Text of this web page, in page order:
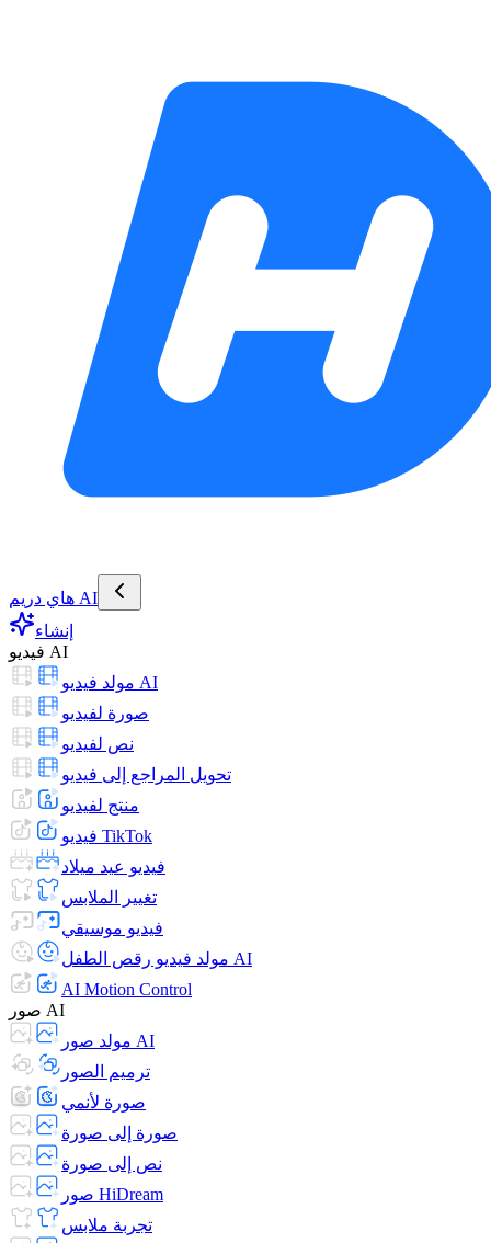
هاي دريم AI
إنشاء
فيديو AI
مولد فيديو AI
صورة لفيديو
نص لفيديو
تحويل المراجع إلى فيديو
منتج لفيديو
فيديو TikTok
فيديو عيد ميلاد
تغيير الملابس
فيديو موسيقي
مولد فيديو رقص الطفل AI
AI Motion Control
صور AI
مولد صور AI
ترميم الصور
صورة لأنمي
صورة إلى صورة
نص إلى صورة
صور HiDream
تجربة ملابس